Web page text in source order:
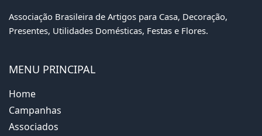
Associação Brasileira de Artigos para Casa, Decoração,
Presentes, Utilidades Domésticas, Festas e Flores.
MENU PRINCIPAL
Home
Campanhas
Associados